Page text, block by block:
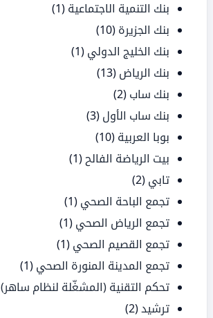
بنك التنمية الاجتماعية (1)
بنك الجزيرة (10)
بنك الخليج الدولي (1)
بنك الرياض (13)
بنك ساب (2)
بنك ساب الأول (3)
بوبا العربية (10)
بيت الرياضة الفالح (1)
تابي (2)
تجمع الباحة الصحي (1)
تجمع الرياض الصحي (1)
تجمع القصيم الصحي (1)
تجمع المدينة المنورة الصحي (1)
تحكم التقنية (المشغّلة لنظام ساهر)
ترشيد(2)